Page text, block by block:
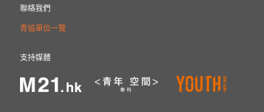
聯絡我們
青協單位一覽
支持媒體